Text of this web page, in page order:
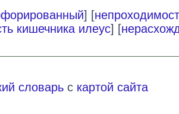
] [
кишечника илеус] [
словарьс картой сайта